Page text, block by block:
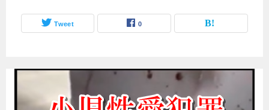
Tweet 0